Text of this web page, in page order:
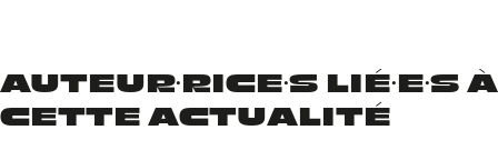
AUTEUR·RICE·S LIÉ·E·S À
CETTE ACTUALITÉ